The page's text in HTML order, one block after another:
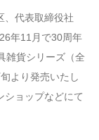
、代表取締役社
年11月で30周年
雑貨シリーズ（全
より発売いたし
ショップなどにて